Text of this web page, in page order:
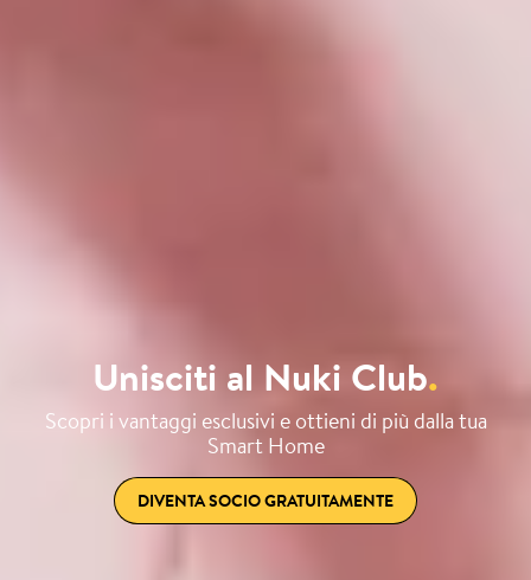
Unisciti al Nuki Club.
Scopri i vantaggi esclusivi e ottieni di più dalla tua
Smart Home
DIVENTA SOCIO GRATUITAMENTE